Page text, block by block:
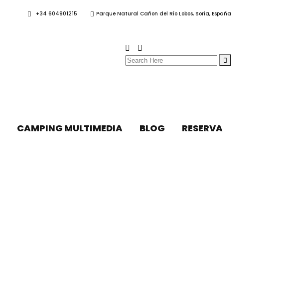
+34 604901215 Parque Natural Cañon del Río Lobos, Soria, España
Search
CAMPING MULTIMEDIA BLOG RESERVA